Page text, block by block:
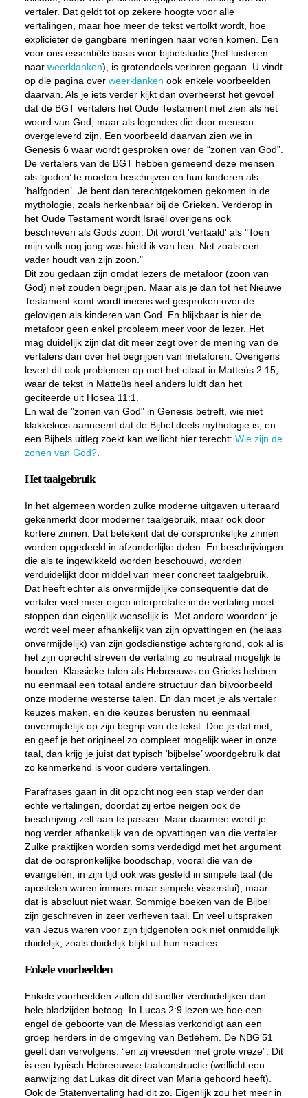
vertaler. Dat geldt tot op zekere hoogte voor alle
vertalingen, maar hoe meer de tekst vertolkt wordt, hoe
explicieter de gangbare meningen naar voren komen. Een
voor ons essentiële basis voor bijbelstudie (het luisteren
naar weerklanken), is grotendeels verloren gegaan. U vindt
op die pagina over weerklanken ook enkele voorbeelden
daarvan. Als je iets verder kijkt dan overheerst het gevoel
dat de BGT vertalers het Oude Testament niet zien als het
woord van God, maar als legendes die door mensen
overgeleverd zijn. Een voorbeeld daarvan zien we in
Genesis 6 waar wordt gesproken over de “zonen van God”.
De vertalers van de BGT hebben gemeend deze mensen
als ‘goden’ te moeten beschrijven en hun kinderen als
‘halfgoden’. Je bent dan terechtgekomen gekomen in de
mythologie, zoals herkenbaar bij de Grieken. Verderop in
het Oude Testament wordt Israël overigens ook
beschreven als Gods zoon. Dit wordt 'vertaald' als "Toen
mijn volk nog jong was hield ik van hen. Net zoals een
vader houdt van zijn zoon."
Dit zou gedaan zijn omdat lezers de metafoor (zoon van
God) niet zouden begrijpen. Maar als je dan tot het Nieuwe
Testament komt wordt ineens wel gesproken over de
gelovigen als kinderen van God. En blijkbaar is hier de
metafoor geen enkel probleem meer voor de lezer. Het
mag duidelijk zijn dat dit meer zegt over de mening van de
vertalers dan over het begrijpen van metaforen. Overigens
levert dit ook problemen op met het citaat in Matteüs 2:15,
waar de tekst in Matteüs heel anders luidt dan het
geciteerde uit Hosea 11:1.
En wat de "zonen van God" in Genesis betreft, wie niet
klakkeloos aanneemt dat de Bijbel deels mythologie is, en
een Bijbels uitleg zoekt kan wellicht hier terecht: Wie zijn de
zonen van God?.
Het taalgebruik
In het algemeen worden zulke moderne uitgaven uiteraard
gekenmerkt door moderner taalgebruik, maar ook door
kortere zinnen. Dat betekent dat de oorspronkelijke zinnen
worden opgedeeld in afzonderlijke delen. En beschrijvingen
die als te ingewikkeld worden beschouwd, worden
verduidelijkt door middel van meer concreet taalgebruik.
Dat heeft echter als onvermijdelijke consequentie dat de
vertaler veel meer eigen interpretatie in de vertaling moet
stoppen dan eigenlijk wenselijk is. Met andere woorden: je
wordt veel meer afhankelijk van zijn opvattingen en (helaas
onvermijdelijk) van zijn godsdienstige achtergrond, ook al is
het zijn oprecht streven de vertaling zo neutraal mogelijk te
houden. Klassieke talen als Hebreeuws en Grieks hebben
nu eenmaal een totaal andere structuur dan bijvoorbeeld
onze moderne westerse talen. En dan moet je als vertaler
keuzes maken, en die keuzes berusten nu eenmaal
onvermijdelijk op zijn begrip van de tekst. Doe je dat niet,
en geef je het origineel zo compleet mogelijk weer in onze
taal, dan krijg je juist dat typisch ‘bijbelse’ woordgebruik dat
zo kenmerkend is voor oudere vertalingen.
Parafrases gaan in dit opzicht nog een stap verder dan
echte vertalingen, doordat zij ertoe neigen ook de
beschrijving zelf aan te passen. Maar daarmee wordt je
nog verder afhankelijk van de opvattingen van die vertaler.
Zulke praktijken worden soms verdedigd met het argument
dat de oorspronkelijke boodschap, vooral die van de
evangeliën, in zijn tijd ook was gesteld in simpele taal (de
apostelen waren immers maar simpele visserslui), maar
dat is absoluut niet waar. Sommige boeken van de Bijbel
zijn geschreven in zeer verheven taal. En veel uitspraken
van Jezus waren voor zijn tijdgenoten ook niet onmiddellijk
duidelijk, zoals duidelijk blijkt uit hun reacties.
Enkele voorbeelden
Enkele voorbeelden zullen dit sneller verduidelijken dan
hele bladzijden betoog. In Lucas 2:9 lezen we hoe een
engel de geboorte van de Messias verkondigt aan een
groep herders in de omgeving van Betlehem. De NBG’51
geeft dan vervolgens: “en zij vreesden met grote vreze”. Dit
is een typisch Hebreeuwse taalconstructie (wellicht een
aanwijzing dat Lukas dit direct van Maria gehoord heeft).
Ook de Statenvertaling had dit zo. Eigenlijk zou het meer in